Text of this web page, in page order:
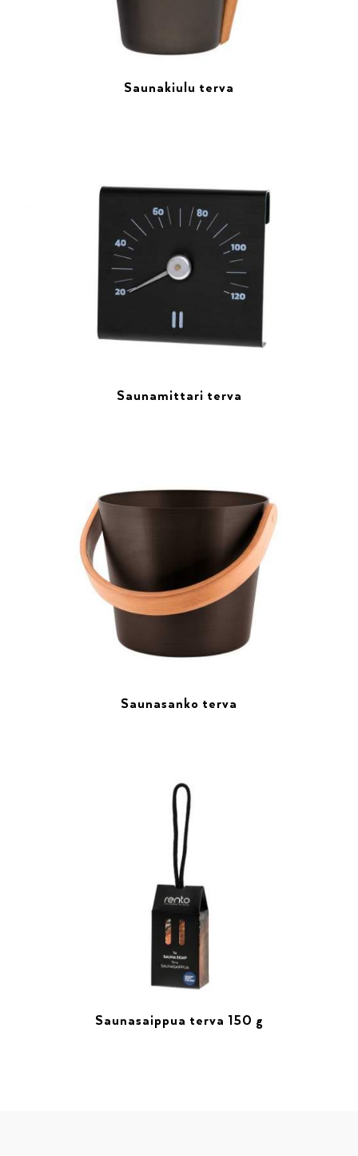
Saunakiulu terva
Saunamittari terva
Saunasanko terva
Saunasaippua terva 150 g